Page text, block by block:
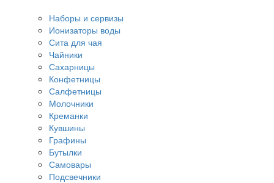
Наборы и сервизы
Ионизаторы воды
Сита для чая
Чайники
Сахарницы
Конфетницы
Салфетницы
Молочники
Креманки
Кувшины
Графины
Бутылки
Самовары
Подсвечники